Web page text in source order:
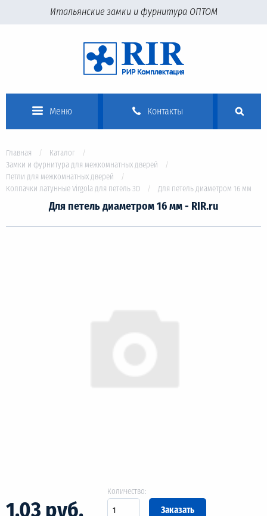
Итальянские замки и фурнитура ОПТОМ
Меню Контакты
Главная
Каталог
Замки и фурнитура для межкомнатных дверей
Петли для межкомнатных дверей
Колпачки латунные Virgola для петель 3D
Для петель диаметром 16 мм
Для петель диаметром 16 мм - RIR.ru
1.03 руб.
Количество: